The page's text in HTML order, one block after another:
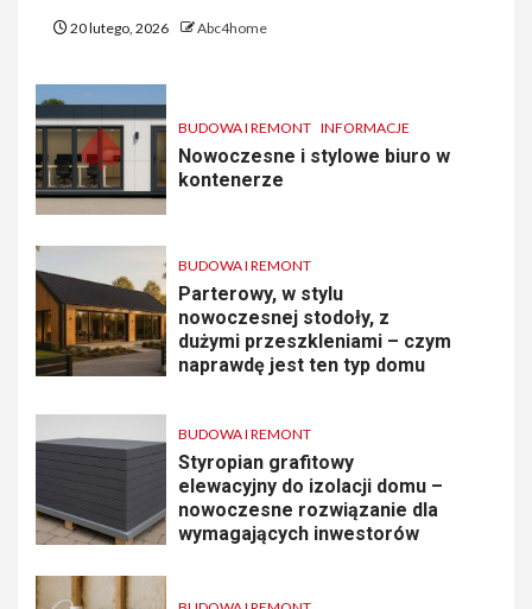
20 lutego, 2026 Abc4home
BUDOWA I REMONT INFORMACJE
Nowoczesne i stylowe biuro w
kontenerze
BUDOWA I REMONT
Parterowy, w stylu
nowoczesnej stodoły, z
dużymi przeszkleniami – czym
naprawdę jest ten typ domu
BUDOWA I REMONT
Styropian grafitowy
elewacyjny do izolacji domu –
nowoczesne rozwiązanie dla
wymagających inwestorów